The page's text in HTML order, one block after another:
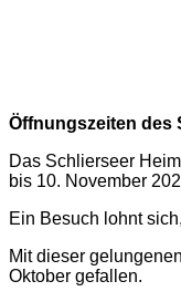
Öffnungszeiten des
Das Schlierseer
bis 10. November
Ein Besuch lohnt
Mit dieser
Oktober gefallen.